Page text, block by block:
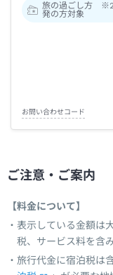
旅の過ごし方
発の方対象
お問い合わせコード
ご注意・ご案内
【料金について】
表示している金額は
税、サービス料を含
旅行代金に宿泊税は